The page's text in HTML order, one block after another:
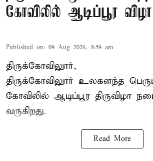
கோவிலில் ஆடிப்பூர விழா
Published on: 09 Aug 2026, 8:59 am
திருக்கோவிலுார்,
திருக்கோவிலுார் உலகளந்த
கோவிலில் ஆடிப்பூர திருவிழா
வருகிறது.
Read More